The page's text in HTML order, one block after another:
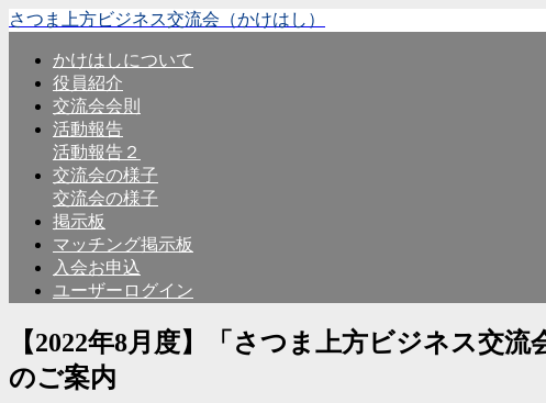
さつま上方ビジネス交流会（かけはし）
かけはしについて
役員紹介
交流会会則
活動報告
活動報告２
交流会の様子
交流会の様子
掲示板
マッチング掲示板
入会お申込
ユーザーログイン
【2022年8月度】「さつま上方ビジネス交
のご案内